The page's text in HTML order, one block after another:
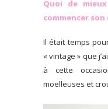
Quoi de
commencer
Il était temps
« vintage » que
à cette
moelleuses et